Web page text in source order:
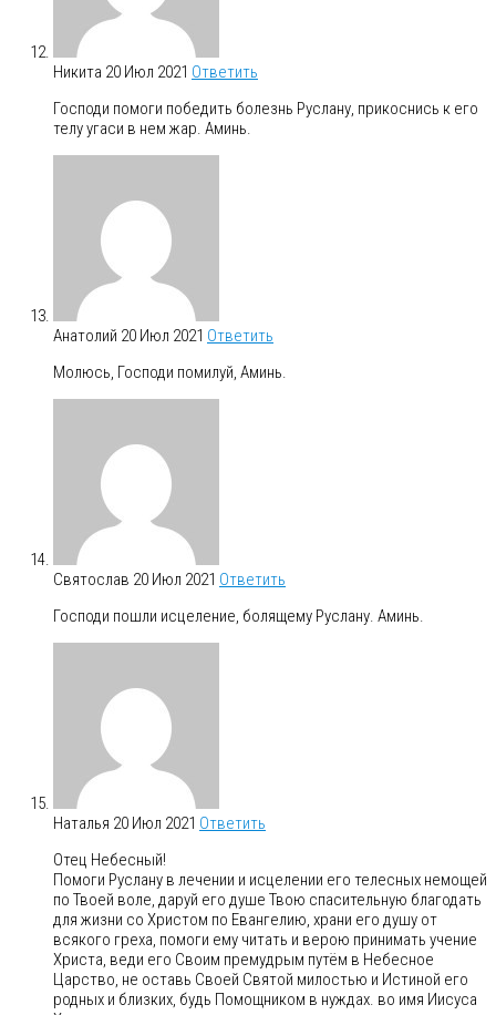
Никита 20 Июл 2021 Ответить
Господи помоги победить болезнь Руслану, прикоснись к его
телу угаси в нем жар. Аминь.
Анатолий 20 Июл 2021 Ответить
Молюсь, Господи помилуй, Аминь.
Святослав 20 Июл 2021 Ответить
Господи пошли исцеление, болящему Руслану. Аминь.
Наталья 20 Июл 2021 Ответить
Отец Небесный!
Помоги Руслану в лечении и исцелении его телесных немощей
по Твоей воле, даруй его душе Твою спасительную благодать
для жизни со Христом по Евангелию, храни его душу от
всякого греха, помоги ему читать и верою принимать учение
Христа, веди его Своим премудрым путём в Небесное
Царство, не оставь Своей Святой милостью и Истиной его
родных и близких, будь Помощником в нуждах. во имя Иисуса